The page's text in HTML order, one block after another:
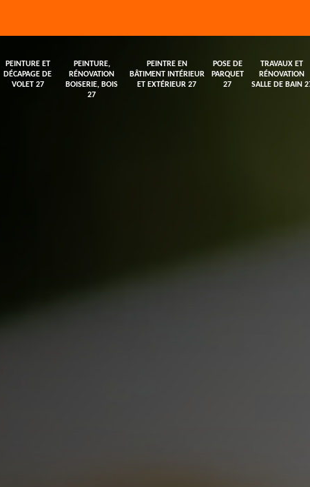
PEINTURE ET
DÉCAPAGE DE
VOLET 27
PEINTURE,
RÉNOVATION
BOISERIE, BOIS
27
PEINTRE EN
BÂTIMENT INTÉRIEUR
ET EXTÉRIEUR 27
POSE DE
PARQUET
27
TRAVAUX ET
RÉNOVATION
SALLE DE BAIN